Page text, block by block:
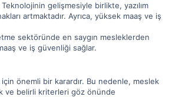
Teknolojinin gelişmesiyle birlikte, yazılım
artmaktadır. Ayrıca, yüksek maaş ve iş
sektöründe en saygın mesleklerden
ve iş güvenliği sağlar.
önemli bir karardır. Bu nedenle, meslek
ve belirli kriterleri göz önünde